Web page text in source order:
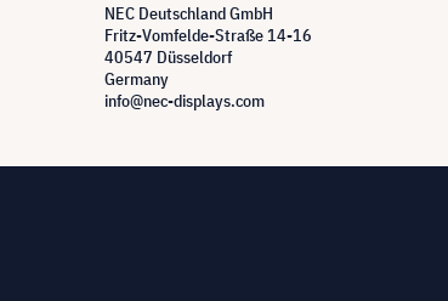
NEC Deutschland GmbH
Fritz-Vomfelde-Straße 14-16
40547 Düsseldorf
Germany
info@nec-displays.com